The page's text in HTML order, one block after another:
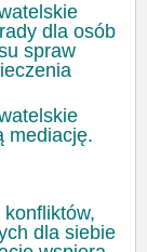
dla osób
spraw
mediację.
dla siebie